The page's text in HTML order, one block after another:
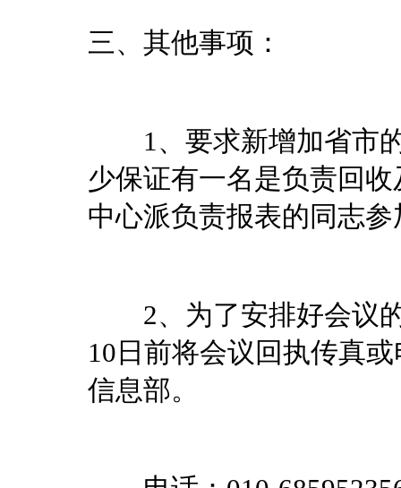
三、其他事项：
1、要求新增加省市的
少保证有一名是负责回
中心派负责报表的同志
2、为了安排好会议的
10日前将会议回执传真
信息部。